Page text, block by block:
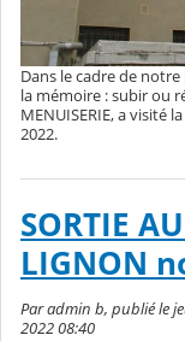
Dans le cadre de
la mémoire : subir ou
MENUISERIE, a visité
2022.
SORTIE
LIGNON
Par admin b, publié le
2022 08:40